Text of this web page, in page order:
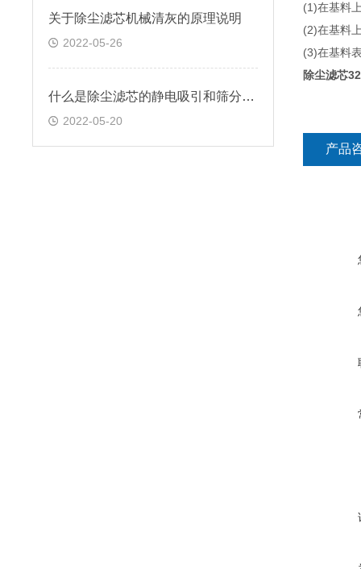
关于除尘滤芯机械清灰的原理说明
2022-05-26
什么是除尘滤芯的静电吸引和筛分效应
2022-05-20
(1)在基料
(2)在基料
(3)在基料
除尘滤芯
产品